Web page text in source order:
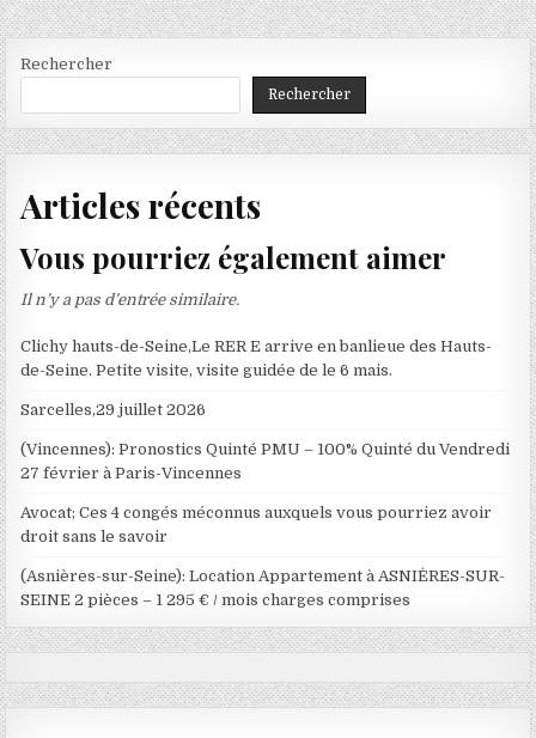
Rechercher
Rechercher
Articles récents
Vous pourriez également aimer
Il n’y a pas d’entrée similaire.
Clichy hauts-de-Seine,Le RER E arrive en banlieue des Hauts-
de-Seine. Petite visite, visite guidée de le 6 mais.
Sarcelles,29 juillet 2026
(Vincennes): Pronostics Quinté PMU – 100% Quinté du Vendredi
27 février à Paris-Vincennes
Avocat; Ces 4 congés méconnus auxquels vous pourriez avoir
droit sans le savoir
(Asnières-sur-Seine): Location Appartement à ASNIÈRES-SUR-
SEINE 2 pièces – 1 295 € / mois charges comprises